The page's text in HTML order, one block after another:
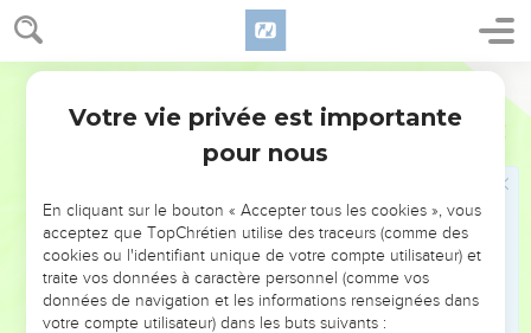
Hébreux 7
23 De plus, de nombreux *prêtres se succèdent parce que la
mort les empêche d’exercer leurs fonctions à perpétuité.
Mais Jésus, lui, parce qu’il demeure éternellement,
possède le sacerdoce perpétuel.
Voilà pourquoi il est en mesure de *sauver parfaitement
vivant pour intercéder en leur faveur auprès de Dieu.
Jésus est donc bien le *grand-prêtre qu’il nous fallait : il
est saint, pleinement innocent, indemne de tout péché,
séparé des pécheurs et il a été élevé plus haut que les cieux.
Votre vie privée est importante
pour nous
En cliquant sur le bouton « Accepter tous les cookies », vous
acceptez que TopChrétien utilise des traceurs (comme des
cookies ou l'identifiant unique de votre compte utilisateur) et
traite vos données à caractère personnel (comme vos
données de navigation et les informations renseignées dans
votre compte utilisateur) dans les buts suivants :